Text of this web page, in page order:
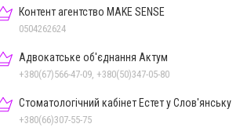
Контент агентство MAKE SENSE
0504262624
Адвокатське об'єднання Актум
+380(67)566-47-09, +380(50)347-05-80
Стоматологічний кабінет Естет у Слов'янську
+380(66)307-55-75